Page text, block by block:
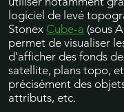
logiciel de levé
Stonex Cube-a (sous
permet de visualiser
d'afficher des fonds
satellite, plans topo,
précisément des
attributs, etc.